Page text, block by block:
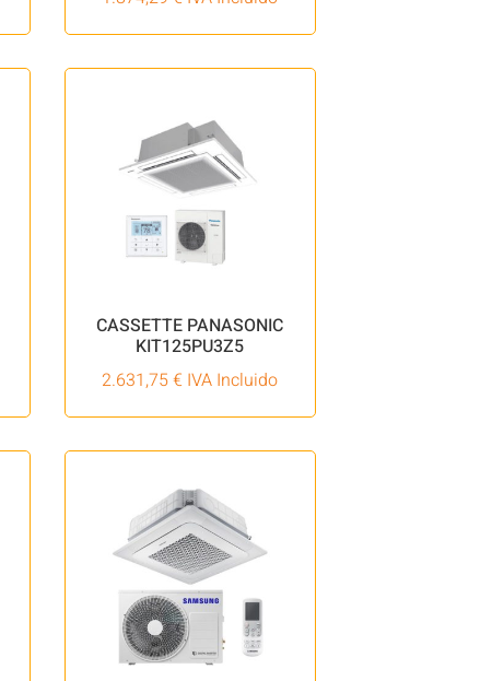
CASSETTE PANASONIC
KIT125PU3Z5
2.631,75€ IVA Incluido